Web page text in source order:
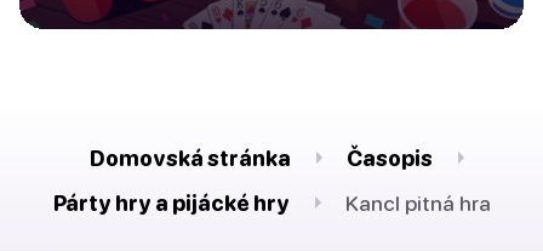
Domovská stránka
Časopis
Párty hry a pijácké hry
Kancl pitná hra